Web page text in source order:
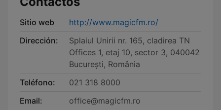
Sitio web
http://www.magicfm.ro/
Dirección:
Splaiul Unirii nr. 165, cladirea TN
Offices 1, etaj 10, sector 3, 040042
București, România
Teléfono:
021 318 8000
Email:
office@magicfm.ro